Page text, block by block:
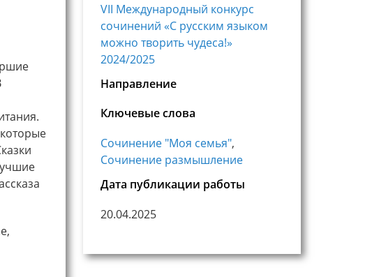
VII Международный конкурс
сочинений «С русским языком
можно творить чудеса!»
2024/2025
Направление
Ключевые слова
Сочинение "Моя семья",
Сочинение размышление
Дата публикации работы
20.04.2025